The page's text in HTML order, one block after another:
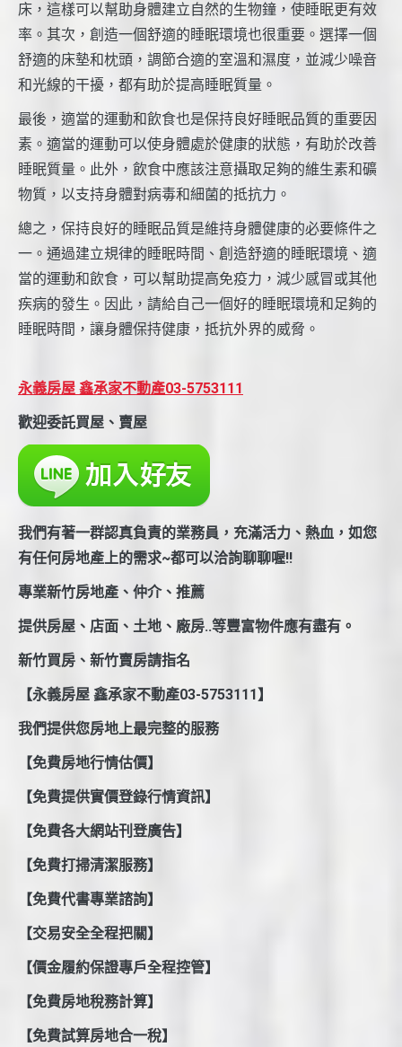
床，這樣可以幫助身體建立自然的生物鐘，使睡眠更有效
率。其次，創造一個舒適的睡眠環境也很重要。選擇一個
舒適的床墊和枕頭，調節合適的室溫和濕度，並減少噪音
和光線的干擾，都有助於提高睡眠質量。
最後，適當的運動和飲食也是保持良好睡眠品質的重要因
素。適當的運動可以使身體處於健康的狀態，有助於改善
睡眠質量。此外，飲食中應該注意攝取足夠的維生素和礦
物質，以支持身體對病毒和細菌的抵抗力。
總之，保持良好的睡眠品質是維持身體健康的必要條件之
一。通過建立規律的睡眠時間、創造舒適的睡眠環境、適
當的運動和飲食，可以幫助提高免疫力，減少感冒或其他
疾病的發生。因此，請給自己一個好的睡眠環境和足夠的
睡眠時間，讓身體保持健康，抵抗外界的威脅。
永義房屋 鑫承家不動產03-5753111
歡迎委託買屋、賣屋
我們有著一群認真負責的業務員，充滿活力、熱血，如您
有任何房地產上的需求~都可以洽詢聊聊喔!!
專業新竹房地產、仲介、推薦
提供房屋、店面、土地、廠房..等豐富物件應有盡有。
新竹買房、新竹賣房請指名
【永義房屋 鑫承家不動產03-5753111】
我們提供您房地上最完整的服務
【免費房地行情估價】
【免費提供實價登錄行情資訊】
【免費各大網站刊登廣告】
【免費打掃清潔服務】
【免費代書專業諮詢】
【交易安全全程把關】
【價金履約保證專戶全程控管】
【免費房地稅務計算】
【免費試算房地合一稅】